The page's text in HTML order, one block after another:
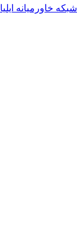
خاورمیانه ایلیا